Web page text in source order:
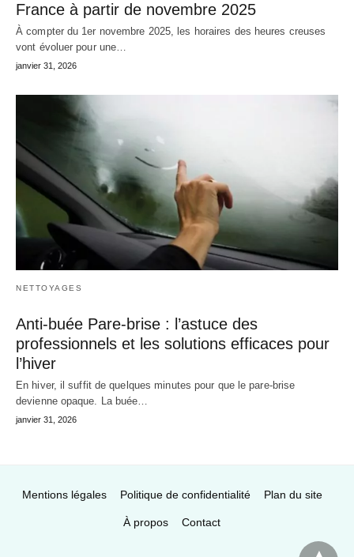
France à partir de novembre 2025
À compter du 1er novembre 2025, les horaires des heures creuses
vont évoluer pour une…
janvier 31, 2026
NETTOYAGES
Anti-buée Pare-brise : l’astuce des
professionnels et les solutions efficaces pour
l’hiver
En hiver, il suffit de quelques minutes pour que le pare‑brise
devienne opaque. La buée…
janvier 31, 2026
Mentions légales Politique de confidentialité Plan du site
À propos Contact